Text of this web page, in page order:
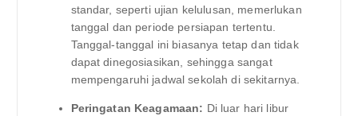
standar, seperti ujian kelulusan, memerlukan
tanggal dan periode persiapan tertentu.
Tanggal-tanggal ini biasanya tetap dan tidak
dapat dinegosiasikan, sehingga sangat
mempengaruhi jadwal sekolah di sekitarnya.
Peringatan Keagamaan: Di luar hari libur